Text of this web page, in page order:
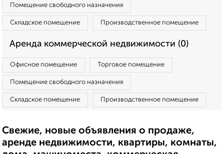
Помещение свободного назначения
Складское помещение Производственное помещение
Аренда коммерческой недвижимости (0)
Офисное помещение Торговое помещение
Помещение свободного назначения
Складское помещение Производственное помещение
Свежие, новые объявления о продаже,
аренде недвижимости, квартиры, комнаты,